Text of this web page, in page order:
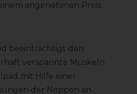
angenehmen Preis.
beeinträchtigt den
verspannte Muskeln
mit Hilfe einer
der Noppen an